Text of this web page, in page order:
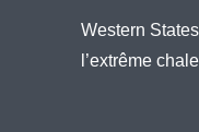
Western
l’extrême